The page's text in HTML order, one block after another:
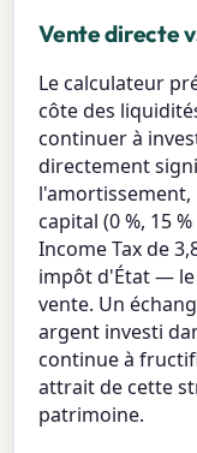
Vente directe
Le calculateur
côte des
continuer à
directement
capital (0 %, 15
Income Tax de
impôt d'État — le
vente. Un
argent investi
continue à
attrait de cette
patrimoine.